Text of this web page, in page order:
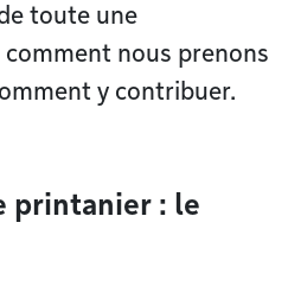
toute une
nous prenons
y contribuer.
printanier : le